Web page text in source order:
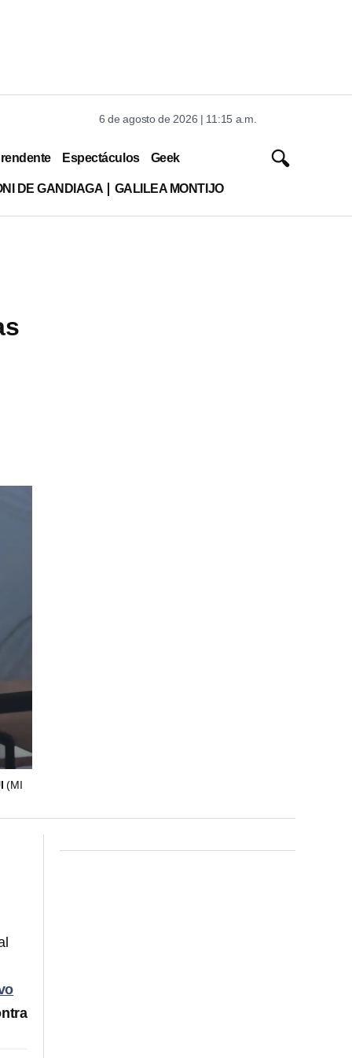
6 de agosto de 2026 | 11:15 a.m.
Espectáculos Geek
DE GANDIAGA GALILEA MONTIJO
(MI